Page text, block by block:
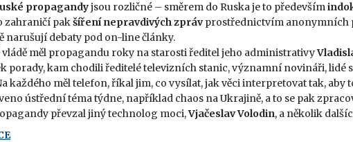
propagandyjsou rozličné – směrem do Ruska je to především
zahraničí pakšíření nepravdivých zprávprostřednictvím anonymních
narušují debaty pod on-line články.
vládě měl propagandu roky na starosti ředitel jeho administrativy
porady, kam chodili ředitelé televizních stanic, významní novináři, lidé
každého měl telefon, říkal jim, co vysílat, jak věci interpretovat tak, aby
ústřední téma týdne, například chaos na Ukrajině, a to se pak
převzal jiný technolog moci,Vjačeslav Volodin, a několik